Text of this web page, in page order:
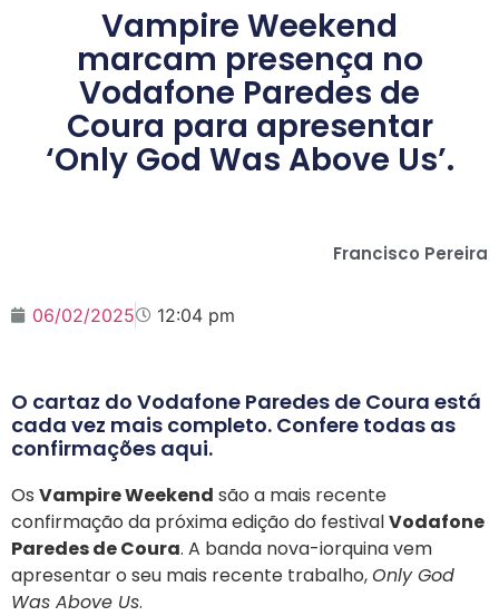
Vampire Weekend
marcam presença no
Vodafone Paredes de
Coura para apresentar
‘Only God Was Above Us’.
Francisco Pereira
06/02/2025 12:04 pm
O cartaz do Vodafone Paredes de Coura está
cada vez mais completo. Confere todas as
confirmações aqui.
Os Vampire Weekend são a mais recente
confirmação da próxima edição do festivalVodafone
Paredes de Coura. A banda nova-iorquina vem
apresentar o seu mais recente trabalho,Only God
Was Above Us.